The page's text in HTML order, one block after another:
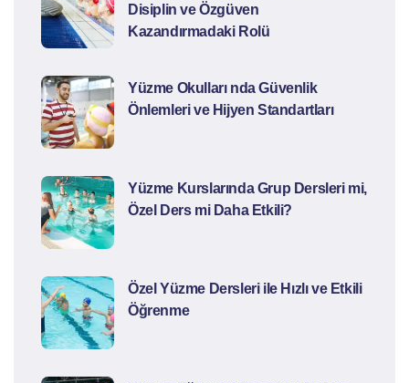
Disiplin ve Özgüven
Kazandırmadaki Rolü
Yüzme Okulları nda Güvenlik
Önlemleri ve Hijyen Standartları
Yüzme Kurslarında Grup Dersleri mi,
Özel Ders mi Daha Etkili?
Özel Yüzme Dersleri ile Hızlı ve Etkili
Öğrenme